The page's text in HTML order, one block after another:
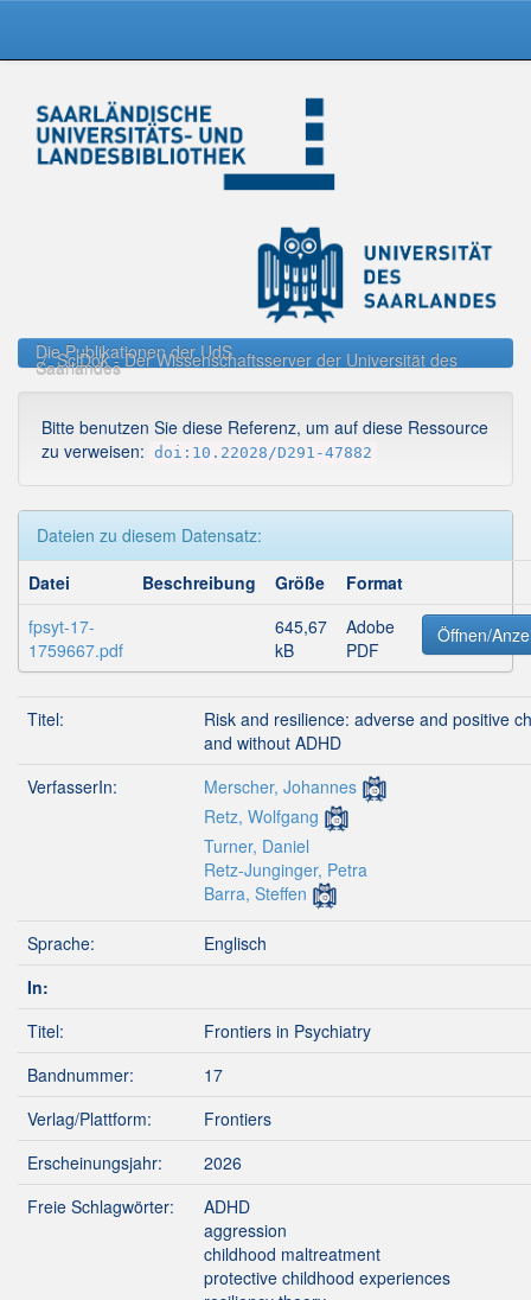
navigation
Die Publikationen der UdS
SciDok - Der Wissenschaftsserver der Universität des
Saarlandes
Bitte benutzen Sie diese Referenz, um auf diese Ressource
zu verweisen: doi:10.22028/D291-47882
Dateien zu diesem Datensatz:
Datei
Beschreibung Größe
Format
fpsyt-17-
1759667.pdf
645,67
kB
Adobe
PDF
Öffnen/
Titel:
Risk and resilience: adverse and positive
and without ADHD
VerfasserIn:
Merscher, Johannes
Retz, Wolfgang
Turner, Daniel
Retz-Junginger, Petra
Barra, Steffen
Sprache:
Englisch
In:
Titel:
Frontiers in Psychiatry
Bandnummer:
17
Verlag/Plattform:
Frontiers
Erscheinungsjahr:
2026
Freie Schlagwörter:
ADHD
aggression
childhood maltreatment
protective childhood experiences